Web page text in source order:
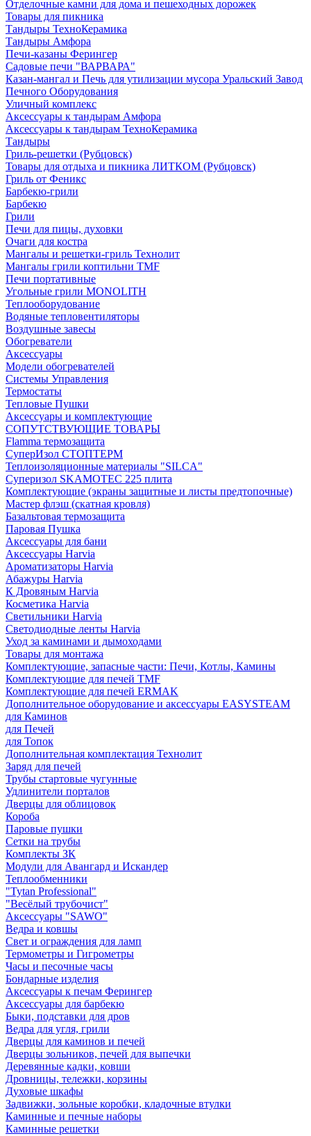
Отделочные камни для дома и пешеходных дорожек
Товары для пикника
Тандыры ТехноКерамика
Тандыры Амфора
Печи-казаны Ферингер
Садовые печи "ВАРВАРА"
Казан-мангал и Печь для утилизации мусора Уральский Завод
Печного Оборудования
Уличный комплекс
Аксессуары к тандырам Амфора
Аксессуары к тандырам ТехноКерамика
Тандыры
Гриль-решетки (Рубцовск)
Товары для отдыха и пикника ЛИТКОМ (Рубцовск)
Гриль от Феникс
Барбекю-грили
Барбекю
Грили
Печи для пицы, духовки
Очаги для костра
Мангалы и решетки-гриль Технолит
Мангалы грили коптильни TMF
Печи портативные
Угольные грили MONOLITH
Теплооборудование
Водяные тепловентиляторы
Воздушные завесы
Обогреватели
Аксессуары
Модели обогревателей
Системы Управления
Термостаты
Тепловые Пушки
Аксессуары и комплектующие
СОПУТСТВУЮЩИЕ ТОВАРЫ
Flamma термозащита
СуперИзол СТОПТЕРМ
Теплоизоляционные материалы "SILCA"
Суперизол SKAMOTEC 225 плита
Комплектующие (экраны защитные и листы предтопочные)
Мастер флэш (скатная кровля)
Базальтовая термозащита
Паровая Пушка
Аксессуары для бани
Аксессуары Harvia
Ароматизаторы Harvia
Абажуры Harvia
К Дровяным Harvia
Косметика Harvia
Светильники Harvia
Светодиодные ленты Harvia
Уход за каминами и дымоходами
Товары для монтажа
Комплектующие, запасные части: Печи, Котлы, Камины
Комплектующие для печей TMF
Комплектующие для печей ERMAK
Дополнительное оборудование и аксессуары EASYSTEAM
для Каминов
для Печей
для Топок
Дополнительная комплектация Технолит
Заряд для печей
Трубы стартовые чугунные
Удлинители порталов
Дверцы для облицовок
Короба
Паровые пушки
Сетки на трубы
Комплекты ЗК
Модули для Авангард и Искандер
Теплообменники
"Tytan Professional"
"Весёлый трубочист"
Аксессуары "SAWO"
Ведра и ковшы
Свет и ограждения для ламп
Термометры и Гигрометры
Часы и песочные часы
Бондарные изделия
Аксессуары к печам Ферингер
Аксессуары для барбекю
Быки, подставки для дров
Ведра для угля, грили
Дверцы для каминов и печей
Дверцы зольников, печей для выпечки
Деревянные кадки, ковши
Дровницы, тележки, корзины
Духовые шкафы
Задвижки, зольные коробки, кладочные втулки
Каминные и печные наборы
Каминные решетки